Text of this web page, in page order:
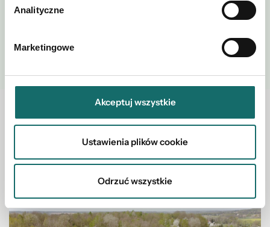
Analityczne
Marketingowe
Akceptuj wszystkie
Ustawienia plików cookie
Odrzuć wszystkie
WYŚLIJ
Zobacz również w okolicy